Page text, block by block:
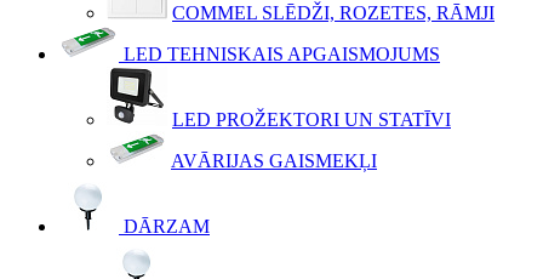
COMMEL SLĒDŽI, ROZETES, RĀMJI
LED TEHNISKAIS APGAISMOJUMS
LED PROŽEKTORI UN STATĪVI
AVĀRIJAS GAISMEKĻI
DĀRZAM